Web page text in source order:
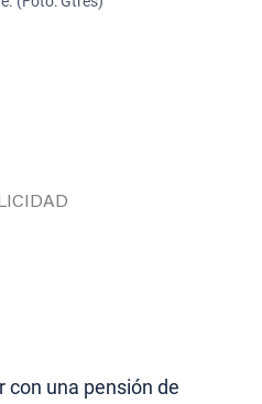
con una pensión de